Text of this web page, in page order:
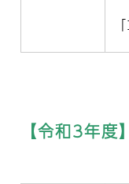
【令和3年度】